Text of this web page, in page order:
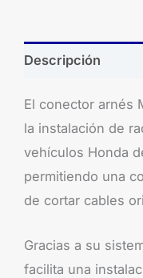
Descripción
El conector arnés
la instalación de
vehículos Honda
permitiendo una
de cortar cables
Gracias a su
facilita una